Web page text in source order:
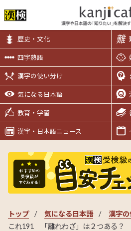
歴史・文化
四字熟語
漢字の使い分け
気になる日本語
教育・学習
漢字・日本語ニュース
トップ 気になる日本語 漢字
これ191 「離れわざ」は２つある？